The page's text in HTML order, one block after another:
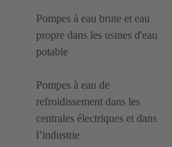
Pompes à eau brute et eau
propre dans les usines d'eau
potable
Pompes à eau de
refroidissement dans les
centrales électriques et dans
l’industrie